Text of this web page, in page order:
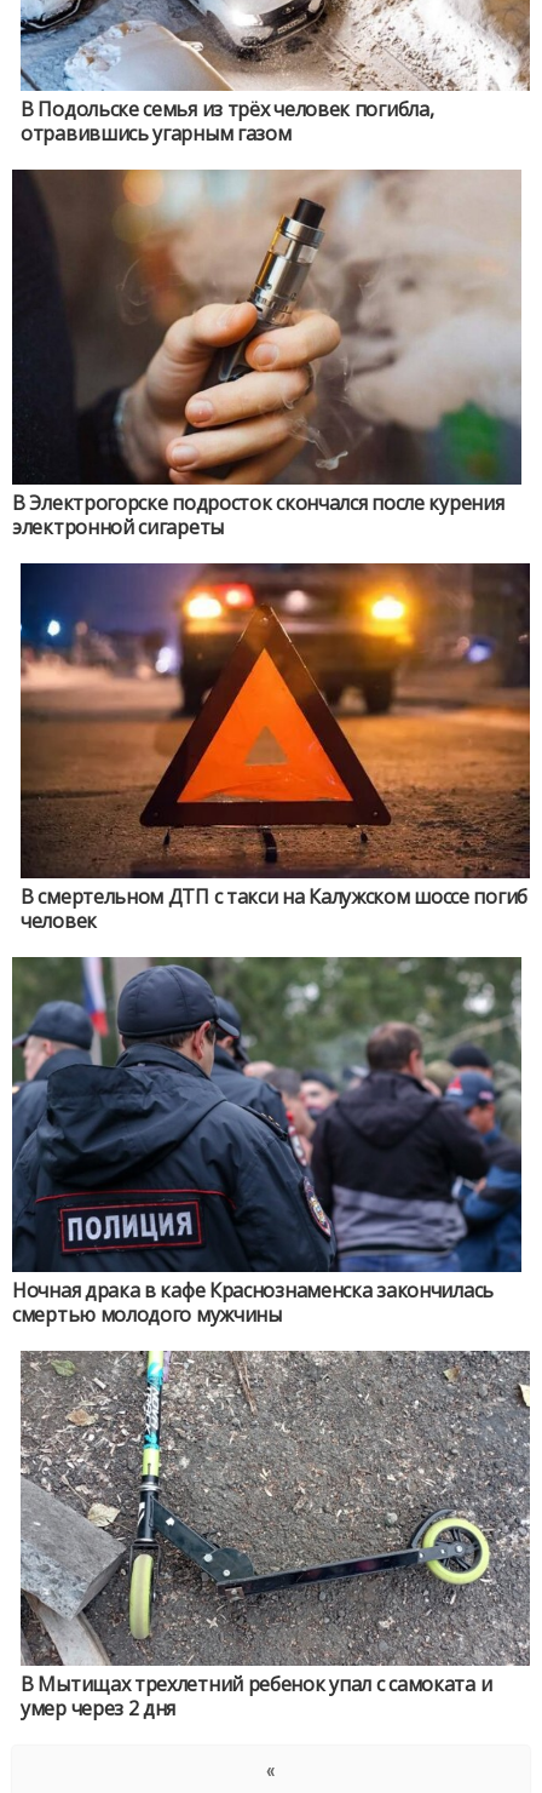
В Подольске семья из трёх человек погибла,
отравившись угарным газом
В Электрогорске подросток скончался после курения
электронной сигареты
В смертельном ДТП с такси на Калужском шоссе погиб
человек
Ночная драка в кафе Краснознаменска закончилась
смертью молодого мужчины
В Мытищах трехлетний ребенок упал с самоката и
умер через 2 дня
«